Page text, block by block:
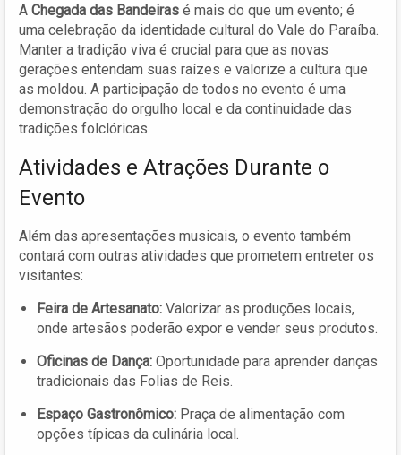
A Chegada das Bandeiras é mais do que um evento; é
uma celebração da identidade cultural do Vale do Paraíba.
Manter a tradição viva é crucial para que as novas
gerações entendam suas raízes e valorize a cultura que
as moldou. A participação de todos no evento é uma
demonstração do orgulho local e da continuidade das
tradições folclóricas.
Atividades e Atrações Durante o
Evento
Além das apresentações musicais, o evento também
contará com outras atividades que prometem entreter os
visitantes:
Feira de Artesanato: Valorizar as produções locais,
onde artesãos poderão expor e vender seus produtos.
Oficinas de Dança: Oportunidade para aprender danças
tradicionais das Folias de Reis.
Espaço Gastronômico: Praça de alimentação com
opções típicas da culinária local.